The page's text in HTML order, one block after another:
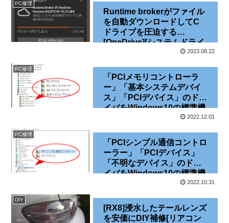
PC修理
Runtime brokerがファイル
を自動ダウンロードしてC
ドライブを圧迫する
[OneDrive][システムドライ
2023.08.22
PC修理
「PCIメモリコントローラ
ー」「基本システムデバイ
ス」「PCIデバイス」のドラ
イバをWindows10の標準機
2022.12.01
PC修理
「PCIシンプル通信コントロ
ーラー」「PCIデバイス」
「不明なデバイス」のドラ
イバをWindows10の標準機
2022.10.31
DIY
[RX8]浸水したテールレンズ
を安価にDIY補修[リアコン